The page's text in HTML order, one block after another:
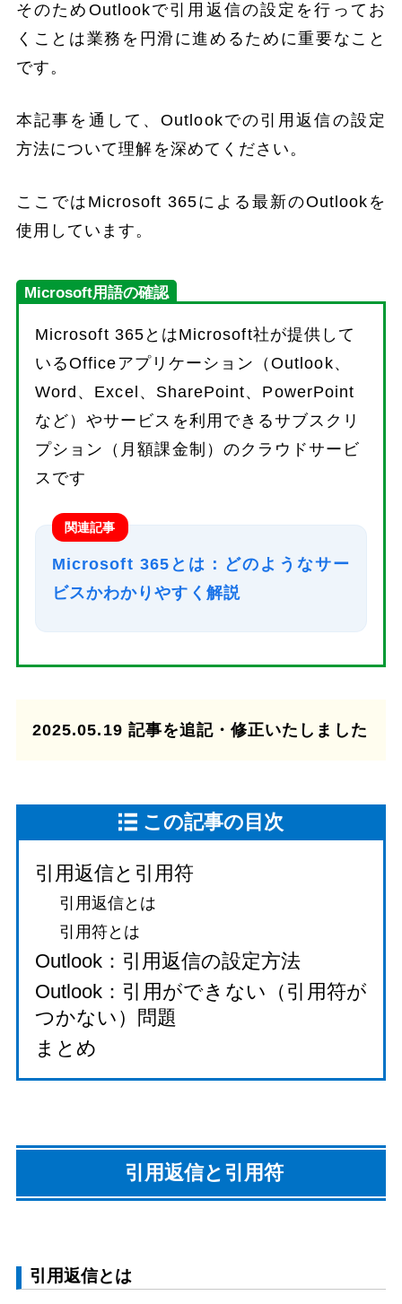
そのためOutlookで引用返信の設定を行ってお
くことは業務を円滑に進めるために重要なこと
です。
本記事を通して、Outlookでの引用返信の設定
方法について理解を深めてください。
ここではMicrosoft 365による最新のOutlookを
使用しています。
Microsoft用語の確認
Microsoft 365とはMicrosoft社が提供して
いるOfficeアプリケーション（Outlook、
Word、Excel、SharePoint、PowerPoint
など）やサービスを利用できるサブスクリ
プション（月額課金制）のクラウドサービ
スです
関連記事
Microsoft 365とは：どのようなサー
ビスかわかりやすく解説
2025.05.19 記事を追記・修正いたしました
この記事の目次
引用返信と引用符
引用返信とは
引用符とは
Outlook：引用返信の設定方法
Outlook：引用ができない（引用符が
つかない）問題
まとめ
引用返信と引用符
引用返信とは